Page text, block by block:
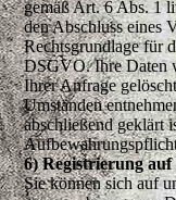
gemäß Art. 6 Abs. 1
den Abschluss eines
Rechtsgrundlage für
DSGVO. Ihre Daten
Ihrer Anfrage
Umständen
abschließend geklärt
6) Registrierung auf
Sie können sich auf